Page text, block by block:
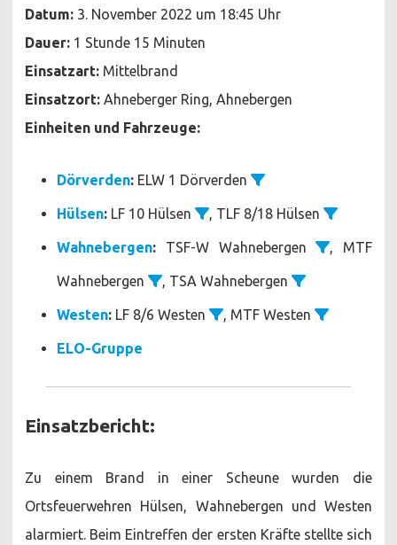
Scheune
Datum: 3. November 2022 um 18:45 Uhr
Dauer: 1 Stunde 15 Minuten
Einsatzart: Mittelbrand
Einsatzort: Ahneberger Ring, Ahnebergen
Einheiten und Fahrzeuge:
Dörverden: ELW 1 Dörverden
Hülsen: LF 10 Hülsen , TLF 8/18 Hülsen
Wahnebergen: TSF-W Wahnebergen , MTF
Wahnebergen , TSA Wahnebergen
Westen: LF 8/6 Westen , MTF Westen
ELO-Gruppe
Einsatzbericht:
Zu einem Brand in einer Scheune wurden die
Ortsfeuerwehren Hülsen, Wahnebergen und Westen
alarmiert. Beim Eintreffen der ersten Kräfte stellte sich